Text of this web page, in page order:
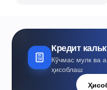
Кредит
Кўчмас мулк ва
ҳисоблаш